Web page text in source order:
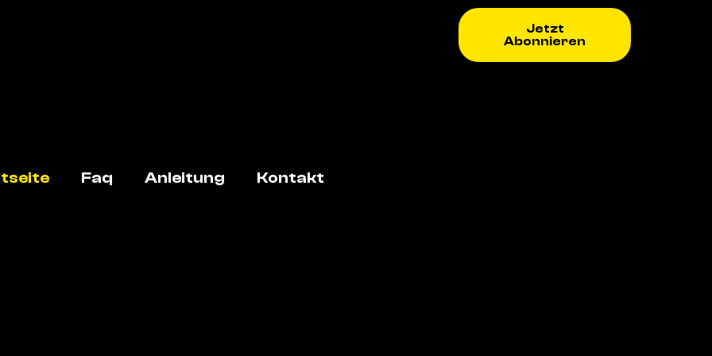
Faq Anleitung Kontakt
Jetzt
Abonnieren